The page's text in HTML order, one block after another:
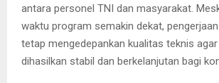
antara personel TNI dan masyarakat.
waktu program semakin dekat,
tetap mengedepankan kualitas teknis
dihasilkan stabil dan berkelanjutan bagi